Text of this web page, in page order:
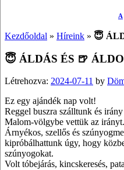
A
Kezdőoldal » Híreink » 😇
😇 ÁLDÁS ÉS 🍺
Létrehozva: 2024-07-11 by
Ez egy ajándék nap volt!
Reggel buszra szálltunk és
Malom-völgybe vettük az irányt.
Árnyékos, szellős és
kipróbálhattunk úgy, hogy
szúnyogokat.
Volt tóbejárás, kincskeresés,